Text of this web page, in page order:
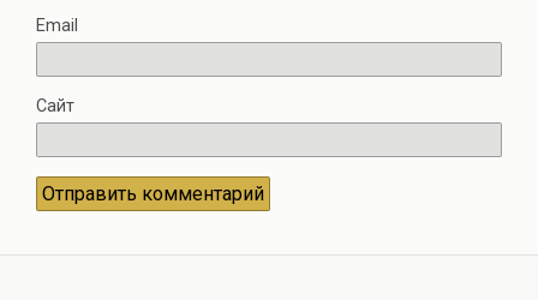
Email
Сайт